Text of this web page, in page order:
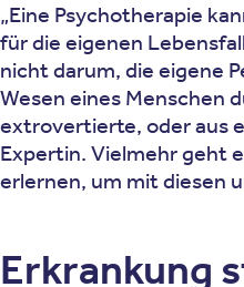
„Eine Psychotherapie
für die eigenen
nicht darum, die eigene
Wesen eines Menschen
extrovertierte, oder aus
Expertin. Vielmehr geht
erlernen, um mit diesen
Erkrankung